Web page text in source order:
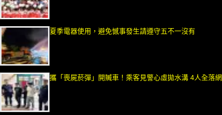
夏季電器使用，避免憾事發生請遵守五不一沒有
攜「喪屍菸彈」開贓車！乘客見警心虛拋水溝 4人全落網